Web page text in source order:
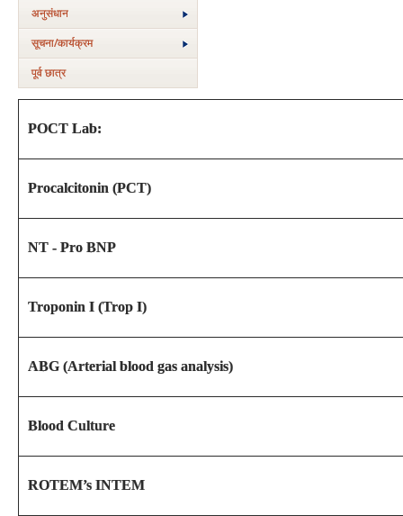
अनुसंधान
सूचना/कार्यक्रम
पूर्व छात्र
POCT Lab:
Procalcitonin (PCT)
NT - Pro BNP
Troponin I (Trop I)
ABG (Arterial blood gas analysis)
Blood Culture
ROTEM’s INTEM